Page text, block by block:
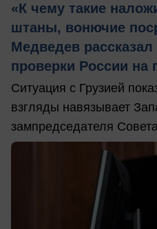
«К чему такие
штаны, вонючие
Медведев
проверки России на
Ситуация с Грузией
взгляды навязывает
зампредседателя